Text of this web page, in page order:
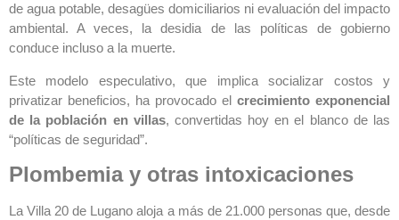
de agua potable, desagües domiciliarios ni evaluación del impacto
ambiental. A veces, la desidia de las políticas de gobierno
conduce incluso a la muerte.
Este modelo especulativo, que implica socializar costos y
privatizar beneficios, ha provocado el crecimiento exponencial
de la población en villas, convertidas hoy en el blanco de las
“políticas de seguridad”.
Plombemia y otras intoxicaciones
La Villa 20 de Lugano aloja a más de 21.000 personas que, desde